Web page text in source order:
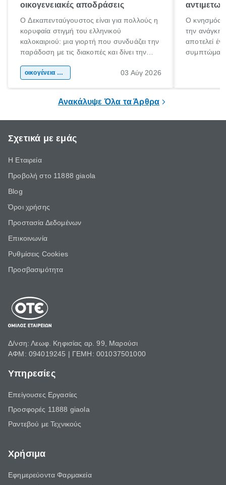
οικογενειακές αποδράσεις
Ο Δεκαπενταύγουστος είναι για πολλούς η
κορυφαία στιγμή του ελληνικού
καλοκαιριού: μια γιορτή που συνδυάζει την
παράδοση με τις διακοπές και δίνει την
χώρας. Είτε πρόκειται για λίγες μέρες
οικογένεια & παιδί 03 Αύγ 2026
Ο κνησμός
την ανάγκη
αποτελεί
Ανακάλυψε Όλα τα Άρθρα
Σχετικά με εμάς
Η Εταιρεία
Προβολή στο 11888 giaola
Blog
Όροι χρήσης
Προστασία Δεδομένων
Επικοινωνία
Ρυθμίσεις Cookies
Προσβασιμότητα
Δ/νση: Λεωφ. Κηφισίας αρ. 99, Μαρούσι
ΑΦΜ: 094019245 | ΓΕΜΗ: 001037501000
Υπηρεσίες
Επείγουσες Εργασίες
Προσφορές 11888 giaola
Ραντεβού με Τεχνικούς
Χρήσιμα
Εφημερεύοντα Φαρμακεία